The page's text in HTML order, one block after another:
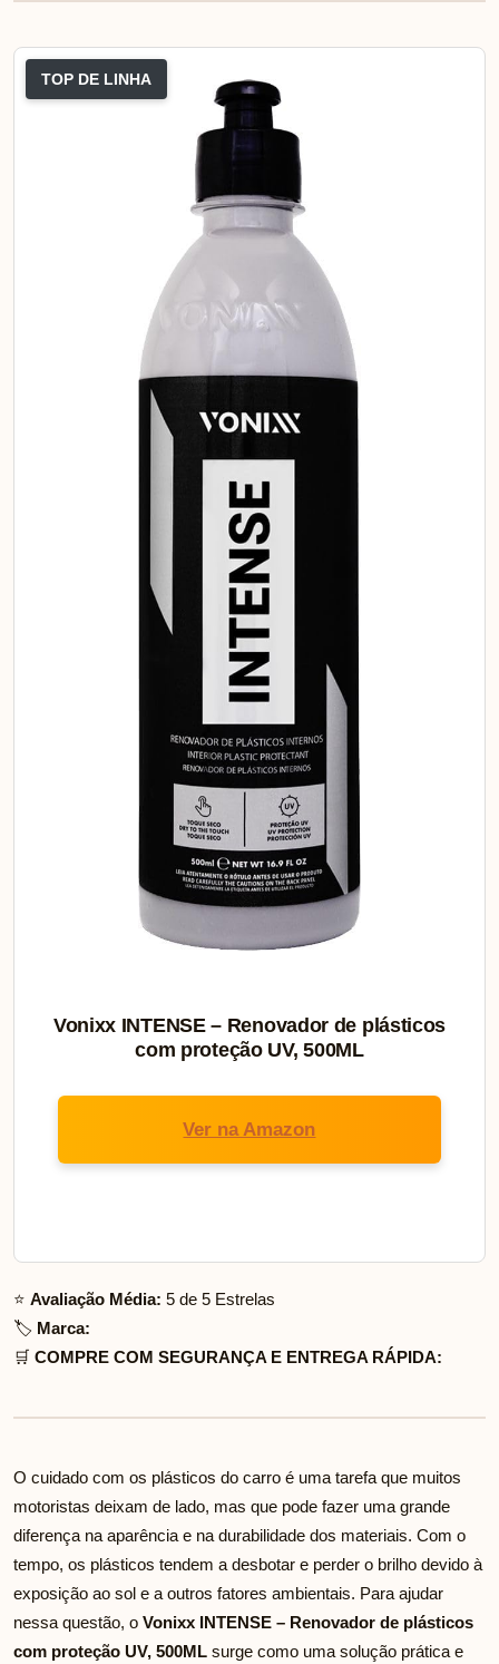
TOP DE LINHA
Vonixx INTENSE – Renovador de plásticos
com proteção UV, 500ML
Ver na Amazon
⭐ Avaliação Média: 5 de 5 Estrelas
🏷️ Marca:
🛒 COMPRE COM SEGURANÇA E ENTREGA RÁPIDA:
O cuidado com os plásticos do carro é uma tarefa que muitos
motoristas deixam de lado, mas que pode fazer uma grande
diferença na aparência e na durabilidade dos materiais. Com o
tempo, os plásticos tendem a desbotar e perder o brilho devido à
exposição ao sol e a outros fatores ambientais. Para ajudar
nessa questão, o Vonixx INTENSE – Renovador de plásticos
com proteção UV, 500ML surge como uma solução prática e